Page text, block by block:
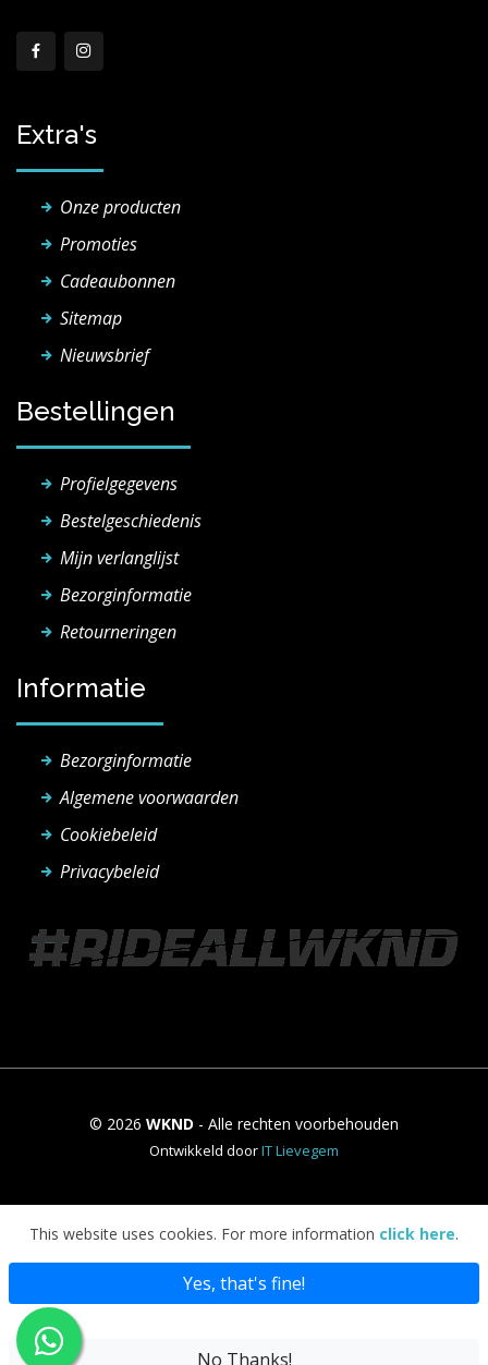
Extra's
Onze producten
Promoties
Cadeaubonnen
Sitemap
Nieuwsbrief
Bestellingen
Profielgegevens
Bestelgeschiedenis
Mijn verlanglijst
Bezorginformatie
Retourneringen
Informatie
Bezorginformatie
Algemene voorwaarden
Cookiebeleid
Privacybeleid
© 2026 WKND - Alle rechten voorbehouden
Ontwikkeld doorIT Lievegem
This website uses cookies. For more information click here.
Yes, that's fine!
No Thanks!